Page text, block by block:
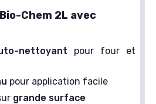
Chem 2L avec
nettoyant pour four et
pour application facile
grande surface